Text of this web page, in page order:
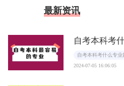
最新资讯
自考本科考
自考本科考什么专业
2024-07-05 16:06:05